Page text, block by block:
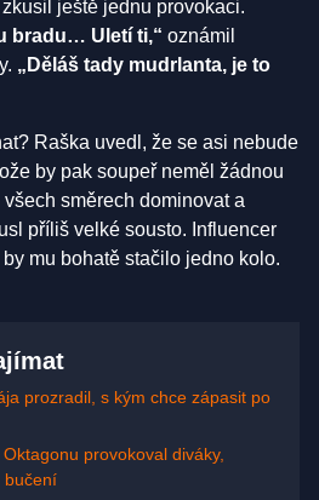
ještě jednu provokaci.
bradu… Uletí ti,“ oznámil
„Děláš tady mudrlanta, je to
Raška uvedl, že se asi nebude
by pak soupeř neměl žádnou
směrech dominovat a
příliš velké sousto. Influencer
mu bohatě stačilo jedno kolo.
prozradil, s kým chce zápasit po
provokoval diváky,
bučení